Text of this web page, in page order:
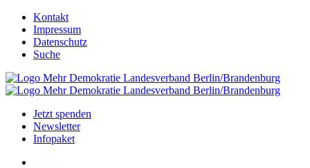
Kontakt
Impressum
Datenschutz
Suche
Jetzt spenden
Newsletter
Infopaket